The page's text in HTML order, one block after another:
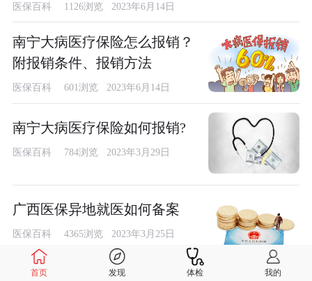
医保百科 1126浏览 2023年6月14日
南宁大病医疗保险怎么报销？
附报销条件、报销方法
医保百科 601浏览 2023年6月14日
南宁大病医疗保险如何报销?
医保百科 784浏览 2023年3月29日
广西医保异地就医如何备案
医保百科 4365浏览 2023年3月25日
首页 发现 体检 我的